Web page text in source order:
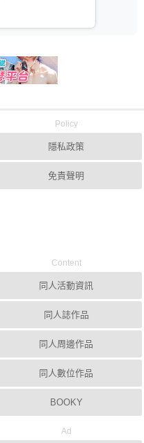
Policy
隱私政策
免責聲明
Content
同人活動資訊
同人誌作品
同人周邊作品
同人數位作品
BOOKY
Ad